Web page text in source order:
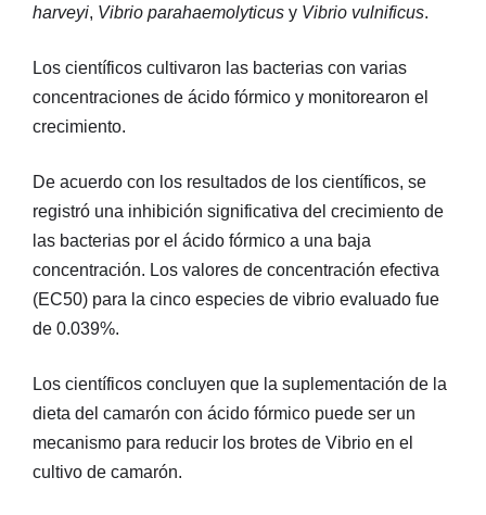
harveyi, Vibrio parahaemolyticus y Vibrio vulnificus.
Los científicos cultivaron las bacterias con varias
concentraciones de ácido fórmico y monitorearon el
crecimiento.
De acuerdo con los resultados de los científicos, se
registró una inhibición significativa del crecimiento de
las bacterias por el ácido fórmico a una baja
concentración. Los valores de concentración efectiva
(EC50) para la cinco especies de vibrio evaluado fue
de 0.039%.
Los científicos concluyen que la suplementación de la
dieta del camarón con ácido fórmico puede ser un
mecanismo para reducir los brotes de Vibrio en el
cultivo de camarón.